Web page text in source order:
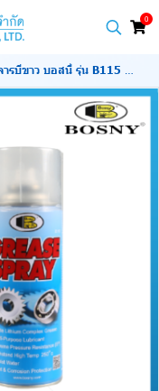
0
รบีขาว บอสนี่ รุ่น B115 400ml.